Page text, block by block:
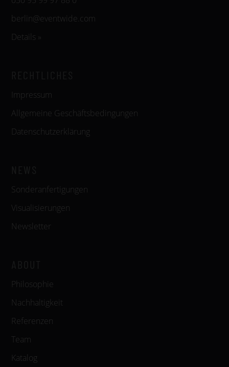
berlin@eventwide.com
Details »
Impressum
Allgemeine Geschäftsbedingungen
Datenschutzerklärung
Sonderanfertigungen
Visualisierungen
Newsletter
Philosophie
Nachhaltigkeit
Referenzen
Team
Katalog